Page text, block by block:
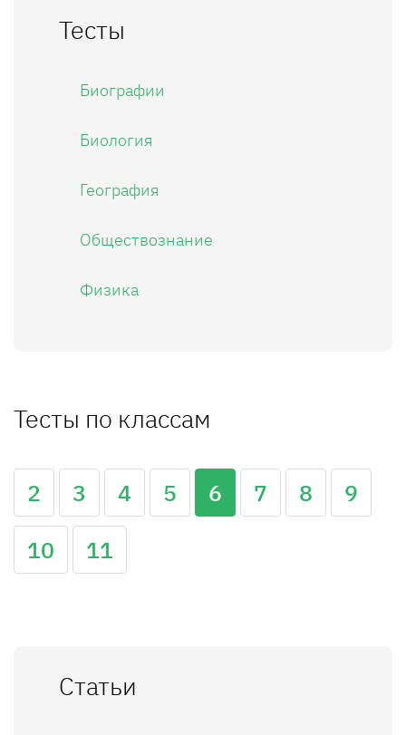
Тесты
Биографии
Биология
География
Обществознание
Физика
Тесты по классам
2 3 4 5 6 7 8
9
10
11
Статьи